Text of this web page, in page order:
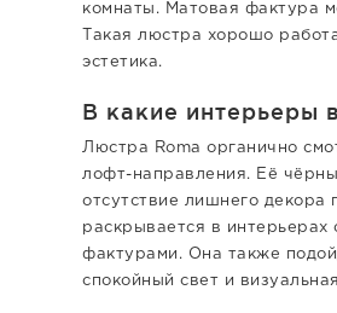
комнаты. Матовая фактура
Такая люстра хорошо
эстетика.
В какие интерьеры
Люстра Roma органично
лофт-направления. Её
отсутствие лишнего декора
раскрывается в
фактурами. Она также
спокойный свет и